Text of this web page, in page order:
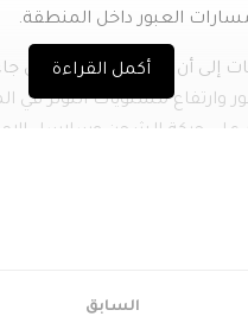
العبور داخل المنطقة.
إلى أن هذا التكدس البحري
وارتفاع مستويات التوتر
حركة الشحن وسلاسل
التشغيلية، وهو ما قد
أكمل القراءة
السابق